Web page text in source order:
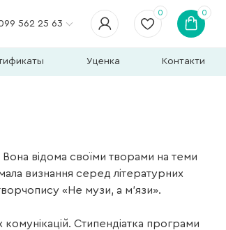
562 25 63
0 0
Уценка Контакти
відома своїми творами на теми
визнання серед літературних
«Не музи, а м’язи».
Стипендіатка програми